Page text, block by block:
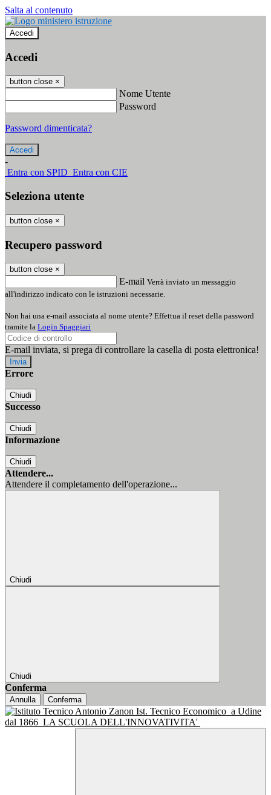
Salta al contenuto
Accedi
Accedi
button close ×
Nome Utente
Password
Password dimenticata?
-
Entra con SPID Entra con CIE
Seleziona utente
button close ×
Recupero password
button close ×
E-mail Verrà inviato un messaggio
all'indirizzo indicato con le istruzioni necessarie.
Non hai una e-mail associata al nome utente? Effettua il reset della password
tramite la Login Spaggiari
E-mail inviata, si prega di controllare la casella di posta elettronica!
Errore
Chiudi
Successo
Chiudi
Informazione
Chiudi
Attendere...
Attendere il completamento dell'operazione...
Chiudi
Chiudi
Conferma
Annulla Conferma
Ist. Tecnico Economico a Udine
dal 1866 LA SCUOLA DELL'INNOVATIVITA'